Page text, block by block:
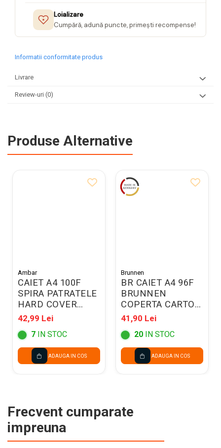
Loializare
Cumpără, adună puncte, primești recompense!
Informatii conformitate produs
Livrare
Review-uri (0)
Produse Alternative
Ambar
CAIET A4 100F
SPIRA PATRATELE
HARD COVER
KRAFT 207901
42,99 Lei
7 IN STOC
ADAUGA IN COS
Brunnen
BR CAIET A4 96F
BRUNNEN
COPERTA CARTON
MARO VELIN
4347070
41,90 Lei
20 IN STOC
ADAUGA IN COS
Frecvent cumparate
impreuna